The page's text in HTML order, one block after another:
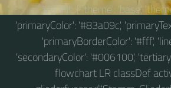
%%{ init: { 'theme': 'base',
'primaryColor': '#83a09c',
'primaryBorderColor': '#fff',
'secondaryColor': '#006100',
flowchart LR classDef